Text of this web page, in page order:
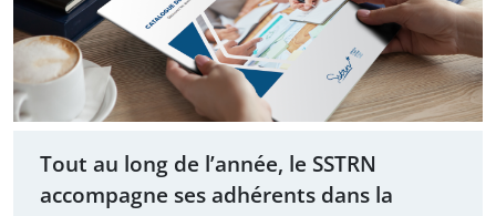
Tout au long de l’année, le SSTRN
accompagne ses adhérents dans la